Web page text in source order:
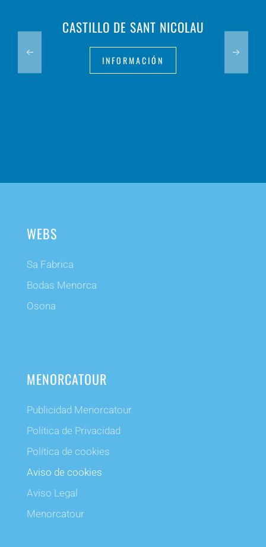
CASTILLO DE SANT NICOLAU
INFORMACIÓN
WEBS
Sa Fabrica
Bodas Menorca
Osona
MENORCATOUR
Publicidad Menorcatour
Política de Privacidad
Política de cookies
Aviso de cookies
Aviso Legal
Menorcatour